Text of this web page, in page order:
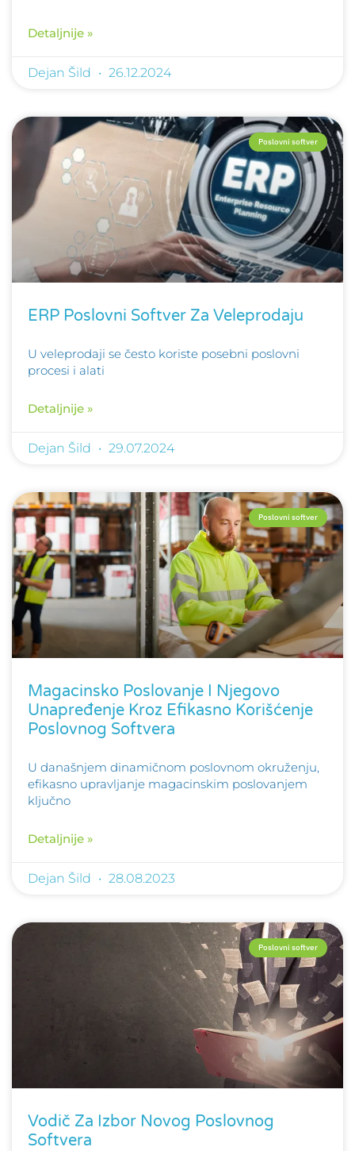
Detaljnije »
Dejan Šild 26.12.2024
Poslovni softver
ERP Poslovni Softver Za Veleprodaju
U veleprodaji se često koriste posebni poslovni
procesi i alati
Detaljnije »
Dejan Šild 29.07.2024
Poslovni softver
Magacinsko Poslovanje I Njegovo
Unapređenje Kroz Efikasno Korišćenje
Poslovnog Softvera
U današnjem dinamičnom poslovnom okruženju,
efikasno upravljanje magacinskim poslovanjem
ključno
Detaljnije »
Dejan Šild 28.08.2023
Poslovni softver
Vodič Za Izbor Novog Poslovnog
Softvera